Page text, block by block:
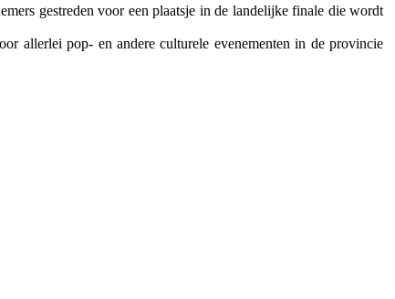
gestreden voor een plaatsje in de landelijke finale die wordt
allerlei pop- en andere culturele evenementen in de provincie